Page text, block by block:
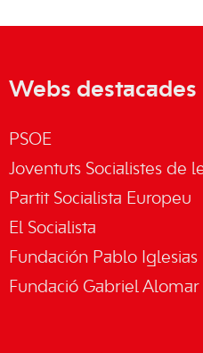
Webs destacades
PSOE
Joventuts Socialistes de
Partit Socialista Europeu
El Socialista
Fundación Pablo Iglesias
Fundació Gabriel Alomar